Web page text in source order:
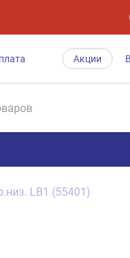
Акции
LB1 (55401)